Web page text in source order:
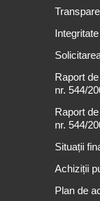
Integritate
Raport
nr. 544/
Raport
nr. 544/
Situații
Achiziții
Plan de